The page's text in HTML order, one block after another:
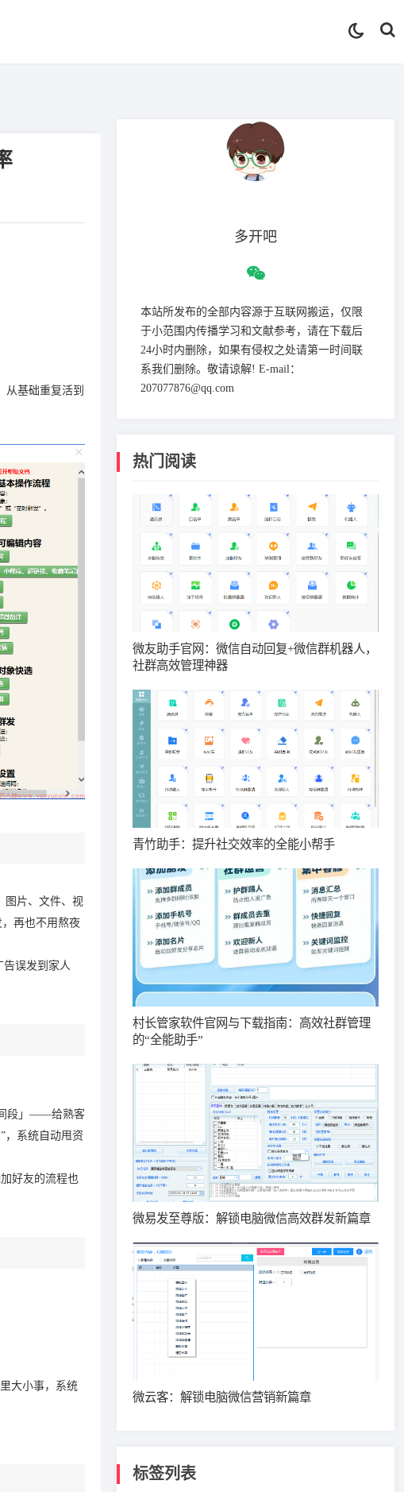
基础重复活到
图片、文件、视
再也不用熬夜
误发到家人
间段」——给熟客
，系统自动甩资
好友的流程也
大小事，系统
多开吧
本站所发布的全部内容源于互联网搬运，仅限
于小范围内传播学习和文献参考，请在下载后
24小时内删除，如果有侵权之处请第一时间联
系我们删除。敬请谅解! E-mail：
207077876@qq.com
热门阅读
微友助手官网：微信自动回复+微信群机器人，
社群高效管理神器
青竹助手：提升社交效率的全能小帮手
村长管家软件官网与下载指南：高效社群管理
的“全能助手”
微易发至尊版：解锁电脑微信高效群发新篇章
微云客：解锁电脑微信营销新篇章
标签列表